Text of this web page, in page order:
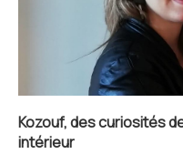
Kozouf, des curiosités
intérieur